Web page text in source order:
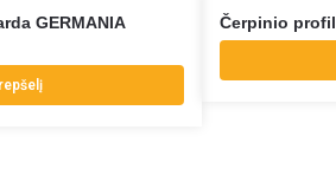
GERMANIA
Čerpinio